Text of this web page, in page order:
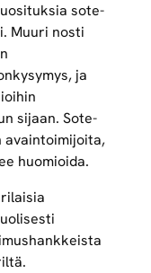
sote-
Muuri nosti
ja
sijaan. Sote-
huomioida.